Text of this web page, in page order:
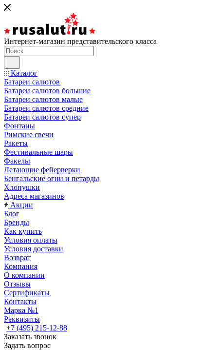
Интернет-магазин представительского класса
Каталог
Батареи салютов
Батареи салютов большие
Батареи салютов малые
Батареи салютов средние
Батареи салютов супер
Фонтаны
Римские свечи
Ракеты
Фестивальные шары
Факелы
Летающие фейерверки
Бенгальские огни и петарды
Хлопушки
Адреса магазинов
Акции
Блог
Бренды
Как купить
Условия оплаты
Условия доставки
Возврат
Компания
О компании
Отзывы
Сертификаты
Контакты
Марка №1
Реквизиты
+7 (495) 215-12-88
Заказать звонок
Задать вопрос